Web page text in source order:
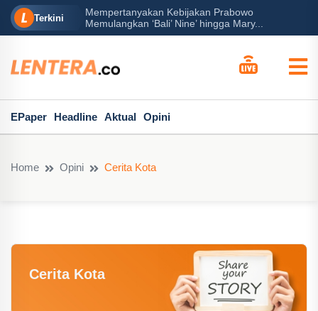
Terkini
Mempertanyakan Kebijakan Prabowo
Memulangkan ‘Bali’ Nine’ hingga Mary...
Peran Besar
EPaper Headline Aktual Opini
Home Opini Cerita Kota
Cerita Kota